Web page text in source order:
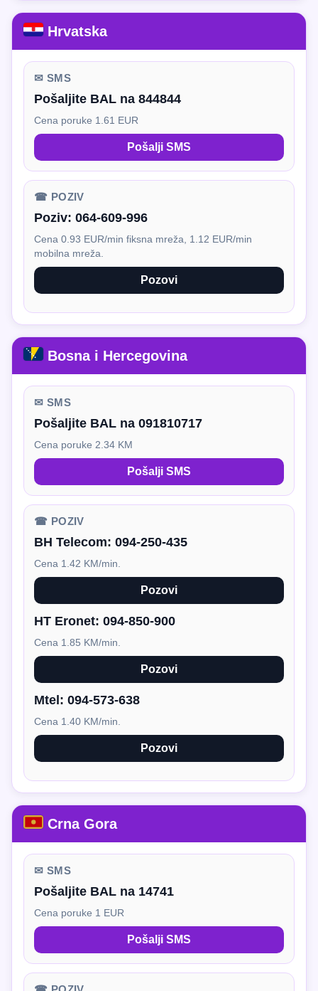
Hrvatska
✉ SMS
Pošaljite BAL na 844844
Cena poruke 1.61 EUR
Pošalji SMS
☎ POZIV
Poziv: 064-609-996
Cena 0.93 EUR/min fiksna mreža, 1.12 EUR/min
mobilna mreža.
Pozovi
Bosna i Hercegovina
✉ SMS
Pošaljite BAL na 091810717
Cena poruke 2.34 KM
Pošalji SMS
☎ POZIV
BH Telecom: 094-250-435
Cena 1.42 KM/min.
Pozovi
HT Eronet: 094-850-900
Cena 1.85 KM/min.
Pozovi
Mtel: 094-573-638
Cena 1.40 KM/min.
Pozovi
Crna Gora
✉ SMS
Pošaljite BAL na 14741
Cena poruke 1 EUR
Pošalji SMS